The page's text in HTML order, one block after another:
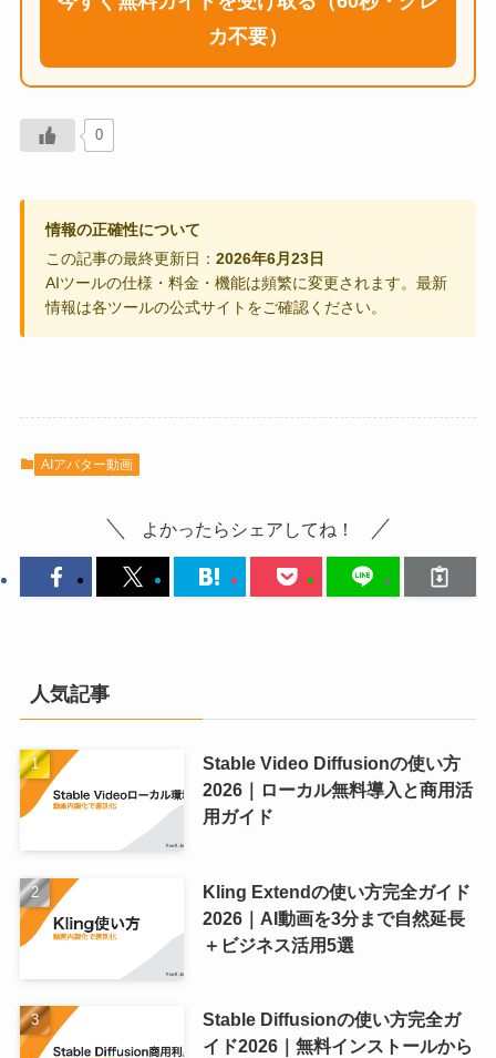
カ不要）
0
情報の正確性について
この記事の最終更新日：2026年6月23日
AIツールの仕様・料金・機能は頻繁に変更されます。最新
情報は各ツールの公式サイトをご確認ください。
AIアバター動画
よかったらシェアしてね！
人気記事
Stable Video Diffusionの使い方
2026｜ローカル無料導入と商用活
用ガイド
Kling Extendの使い方完全ガイド
2026｜AI動画を3分まで自然延長
＋ビジネス活用5選
Stable Diffusionの使い方完全ガ
イド2026｜無料インストールから